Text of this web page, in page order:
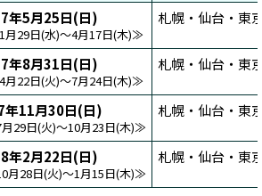
年5月25日(日)
29日(水)～4月17日(木)≫
札幌・仙台・東
年8月31日(日)
22日(火)～7月24日(木)≫
札幌・仙台・東
年11月30日(日)
29日(火)～10月23日(木)≫
札幌・仙台・東
年2月22日(日)
月28日(火)～1月15日(木)≫
札幌・仙台・東